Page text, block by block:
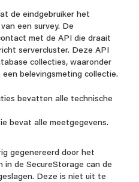
de eindgebruiker het
een survey. De
met de API die draait
servercluster. Deze API
collecties, waaronder
belevingsmeting collectie.
bevatten alle technische
bevat alle meetgegevens.
gegenereerd door het
in de SecureStorage can de
Deze is niet uit te